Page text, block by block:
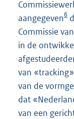
aangegeven6
Commissie
in de
van
van de
dat
van een